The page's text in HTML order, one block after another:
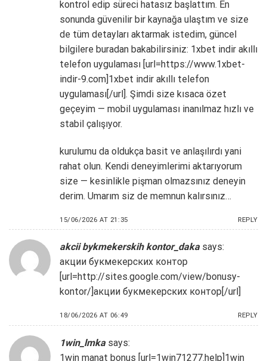
kontrol edip süreci hatasız başlattım. En
sonunda güvenilir bir kaynağa ulaştım ve size
de tüm detayları aktarmak istedim, güncel
bilgilere buradan bakabilirsiniz: 1xbet indir akıllı
telefon uygulaması [url=https://www.1xbet-
indir-9.com]1xbet indir akıllı telefon
uygulaması[/url]. Şimdi size kısaca özet
geçeyim — mobil uygulaması inanılmaz hızlı ve
stabil çalışıyor.
kurulumu da oldukça basit ve anlaşılırdı yani
rahat olun. Kendi deneyimlerimi aktarıyorum
size — kesinlikle pişman olmazsınız deneyin
derim. Umarım siz de memnun kalırsınız…
15/06/2026 AT 21:35 REPLY
akcii bykmekerskih kontor_daka says:
акции букмекерских контор
[url=http://sites.google.com/view/bonusy-
kontor/]акции букмекерских контор[/url]
18/06/2026 AT 06:49 REPLY
1win_lmka says:
1win manat bonus [url=1win71277.help]1win